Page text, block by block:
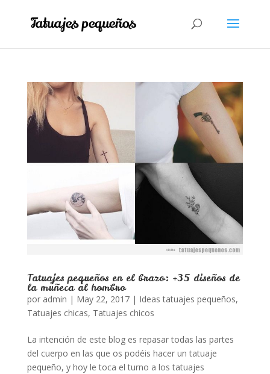
Tatuajes pequeños en el brazo: +35 diseños de
la muñeca al hombro
por admin | May 22, 2017| Ideas tatuajes pequeños,
Tatuajes chicas, Tatuajes chicos
La intención de este blog es repasar todas las partes
del cuerpo en las que os podéis hacer un tatuaje
pequeño, y hoy le toca el turno a los tatuajes